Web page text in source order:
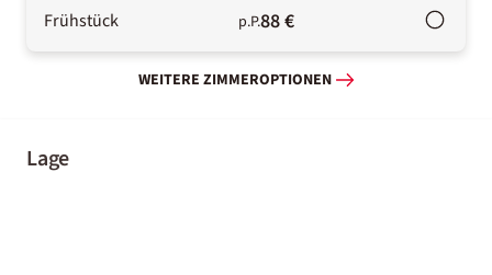
Frühstück p.P.88 €
WEITERE ZIMMEROPTIONEN
Lage